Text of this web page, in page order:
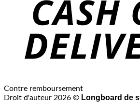
Contre remboursement
Droit d'auteur 2026 © Longboard de